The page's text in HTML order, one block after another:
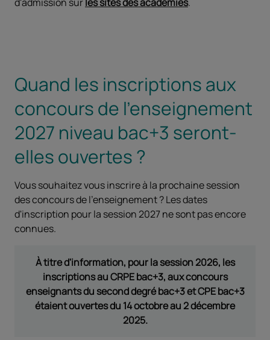
Quand les inscriptions aux
concours de l'enseignement
2027 niveau bac+3 seront-
elles ouvertes ?
Vous souhaitez vous inscrire à la prochaine session
des concours de l'enseignement ? Les dates
d'inscription pour la session 2027 ne sont pas encore
connues.
À titre d'information, pour la session 2026, les
inscriptions au CRPE bac+3, aux concours
enseignants du second degré bac+3 et CPE bac+3
étaient ouvertes du 14 octobre au 2 décembre
2025.